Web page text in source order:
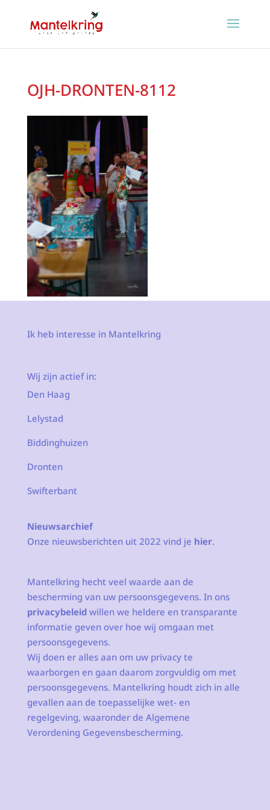
OJH-DRONTEN-8112
Ik heb interesse in Mantelkring
Wij zijn actief in:
Den Haag
Lelystad
Biddinghuizen
Dronten
Swifterbant
Nieuwsarchief
Onze nieuwsberichten uit 2022 vind je hier.
Mantelkring hecht veel waarde aan de
bescherming van uw persoonsgegevens. In ons
privacybeleidwillen we heldere en transparante
informatie geven over hoe wij omgaan met
persoonsgegevens.
Wij doen er alles aan om uw privacy te
waarborgen en gaan daarom zorgvuldig om met
persoonsgegevens. Mantelkring houdt zich in alle
gevallen aan de toepasselijke wet- en
regelgeving, waaronder de Algemene
Verordening Gegevensbescherming.